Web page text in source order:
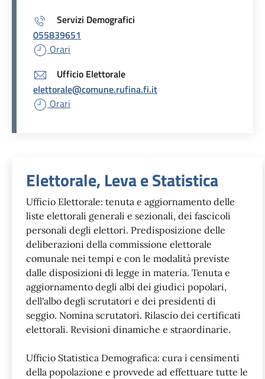
Servizi Demografici
055839651
Orari
Ufficio Elettorale
elettorale@comune.rufina.fi.it
Orari
Unità organizzativa
Elettorale, Leva e Statistica
Ufficio Elettorale: tenuta e aggiornamento delle
liste elettorali generali e sezionali, dei fascicoli
personali degli elettori. Predisposizione delle
deliberazioni della commissione elettorale
comunale nei tempi e con le modalità previste
dalle disposizioni di legge in materia. Tenuta e
aggiornamento degli albi dei giudici popolari,
dell'albo degli scrutatori e dei presidenti di
seggio. Nomina scrutatori. Rilascio dei certificati
elettorali. Revisioni dinamiche e straordinarie.
Ufficio Statistica Demografica: cura i censimenti
della popolazione e provvede ad effettuare tutte le